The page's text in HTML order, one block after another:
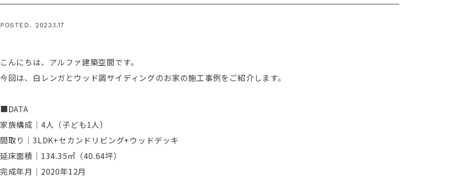
POSTED. 2023.1.17
こんにちは、アルファ建築空間です。
今回は、白レンガとウッド調サイディングのお家の施工事例をご紹介します。
■DATA
家族構成｜4人（子ども1人）
間取り｜3LDK+セカンドリビング+ウッドデッキ
延床面積｜134.35㎡（40.64坪）
完成年月｜2020年12月